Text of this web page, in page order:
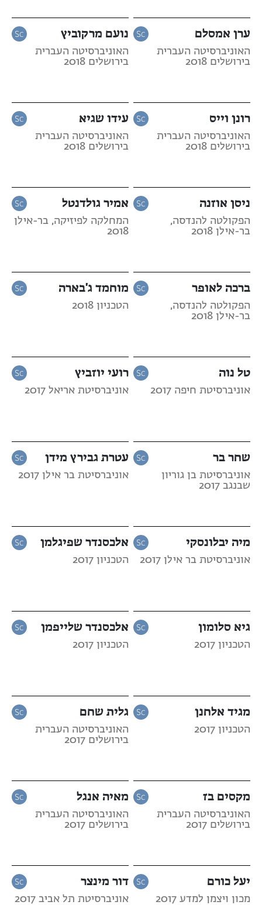
ערן אמסלם
האוניברסיטה העברית
בירושלים 2018
נועם מרקוביץ
האוניברסיטה העברית
בירושלים 2018
רונן וייס
האוניברסיטה העברית
בירושלים 2018
עידו שגיא
האוניברסיטה העברית
בירושלים 2018
ניסן אוזנה
הפקולטה להנדסה,
בר-אילן 2018
אמיר גולדנטל
המחלקה לפיזיקה, בר-אילן
2018
ברכה לאופר
הפקולטה להנדסה,
בר-אילן 2018
מוחמד ג'בארה
הטכניון 2018
טל נוה
אוניברסיטת חיפה 2017
רועי יוזביץ
אוניברסיטת אריאל 2017
שחר בר
אוניברסיטת בן גוריון
שבנגב 2017
עטרת גבירץ מידן
אוניברסיטת בר אילן 2017
מיה יבלונסקי
אוניברסיטת בר אילן 2017
אלכסנדר שפיגלמן
הטכניון 2017
גיא סלומון
הטכניון 2017
אלכסנדר שלייפמן
הטכניון 2017
מגיד אלחנן
הטכניון 2017
גלית שחם
האוניברסיטה העברית
בירושלים 2017
מקסים בז
האוניברסיטה העברית
בירושלים 2017
מאיה אנגל
האוניברסיטה העברית
בירושלים 2017
יעל כורם
מכון ויצמן למדע 2017
דור מינצר
אוניברסיטת תל אביב 2017